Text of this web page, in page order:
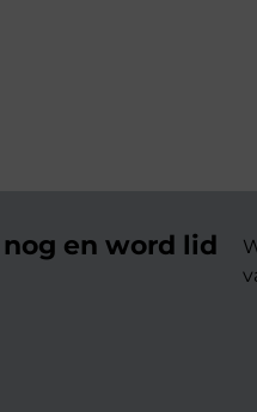
en word lid